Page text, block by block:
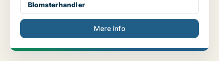
Blomsterhandler
Mere info